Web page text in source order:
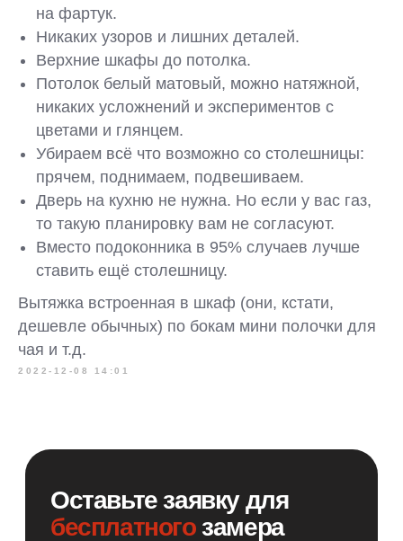
на фартук.
Никаких узоров и лишних деталей.
Верхние шкафы до потолка.
Потолок белый матовый, можно натяжной,
никаких усложнений и экспериментов с
цветами и глянцем.
Убираем всё что возможно со столешницы:
прячем, поднимаем, подвешиваем.
Дверь на кухню не нужна. Но если у вас газ,
то такую планировку вам не согласуют.
Вместо подоконника в 95% случаев лучше
ставить ещё столешницу.
Вытяжка встроенная в шкаф (они, кстати,
дешевле обычных) по бокам мини полочки для
чая и т.д.
2022-12-08 14:01
Оставьте заявку для
бесплатногозамера
Наш дизайнер привезёт образцы материалов и
политикой конфиденциальности
Вызвать дизайнера
Ведущий дизайнер ORSA